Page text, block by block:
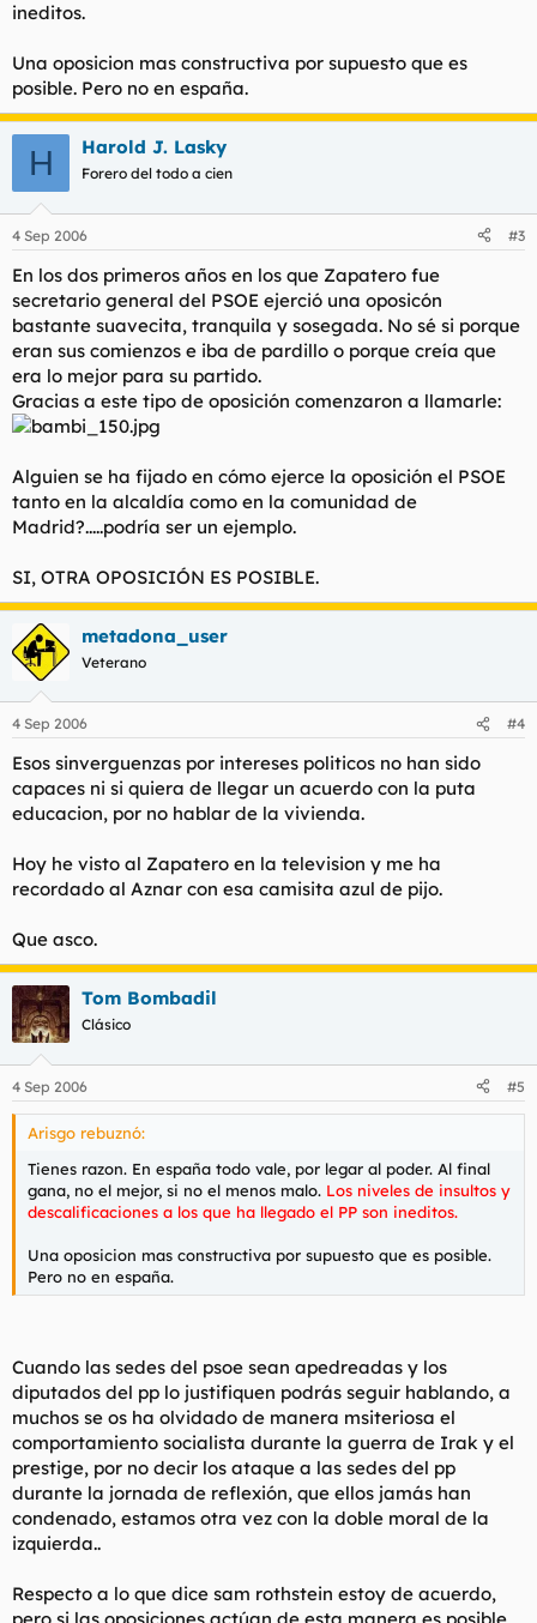
ineditos.
Una oposicion mas constructiva por supuesto que es
posible. Pero no en españa.
H Harold J. Lasky
Forero del todo a cien
4 Sep 2006 #3
En los dos primeros años en los que Zapatero fue
secretario general del PSOE ejerció una oposicón
bastante suavecita, tranquila y sosegada. No sé si porque
eran sus comienzos e iba de pardillo o porque creía que
era lo mejor para su partido.
Gracias a este tipo de oposición comenzaron a llamarle:
Alguien se ha fijado en cómo ejerce la oposición el PSOE
tanto en la alcaldía como en la comunidad de
Madrid?.....podría ser un ejemplo.
SI, OTRA OPOSICIÓN ES POSIBLE.
metadona_user
Veterano
4 Sep 2006 #4
Esos sinverguenzas por intereses politicos no han sido
capaces ni si quiera de llegar un acuerdo con la puta
educacion, por no hablar de la vivienda.
Hoy he visto al Zapatero en la television y me ha
recordado al Aznar con esa camisita azul de pijo.
Que asco.
Tom Bombadil
Clásico
4 Sep 2006 #5
Arisgo rebuznó:
Tienes razon. En españa todo vale, por legar al poder. Al final
gana, no el mejor, si no el menos malo. Los niveles de insultos y
descalificaciones a los que ha llegado el PP son ineditos.
Una oposicion mas constructiva por supuesto que es posible.
Pero no en españa.
Cuando las sedes del psoe sean apedreadas y los
diputados del pp lo justifiquen podrás seguir hablando, a
muchos se os ha olvidado de manera msiteriosa el
comportamiento socialista durante la guerra de Irak y el
prestige, por no decir los ataque a las sedes del pp
durante la jornada de reflexión, que ellos jamás han
condenado, estamos otra vez con la doble moral de la
izquierda..
Respecto a lo que dice sam rothstein estoy de acuerdo,